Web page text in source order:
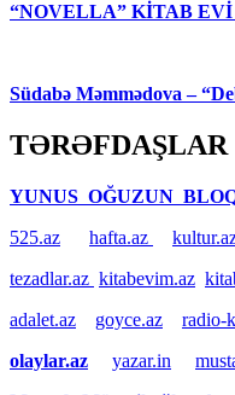
“NOVELLA” KİTAB
Südabə Məmmədova –
TƏRƏFDAŞLAR
YUNUS OĞUZUN
525.az
hafta.az
tezadlar.az kitabevim.az
adalet.az
goyce.az
radio-
olaylar.az
yazar.in